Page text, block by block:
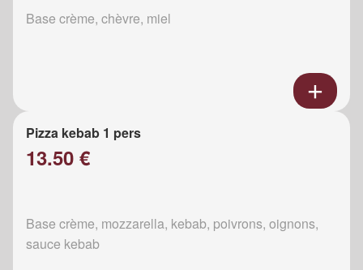
Base crème, chèvre, miel
Pizza kebab 1 pers
13.50 €
Base crème, mozzarella, kebab, poivrons, oignons,
sauce kebab